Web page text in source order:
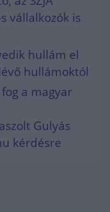
vállalkozók is
hullám el
hullámoktól
a magyar
Gulyás
kérdésre